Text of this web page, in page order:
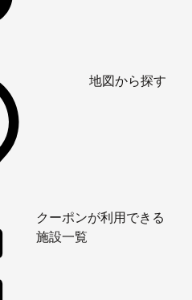
地図から探す
クーポンが利用できる
施設一覧